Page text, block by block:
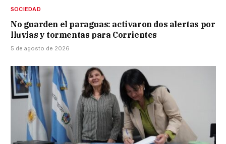
SOCIEDAD
No guarden el paraguas: activaron dos alertas por
lluvias y tormentas para Corrientes
5 de agosto de 2026